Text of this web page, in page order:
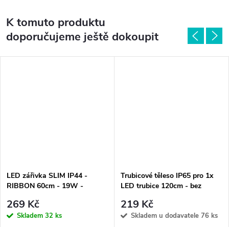
K tomuto produktu
doporučujeme ještě dokoupit
LED zářivka SLIM IP44 -
RIBBON 60cm - 19W -
GXDS175v2
269 Kč
Skladem 32 ks
Trubicové těleso IP65 pro 1x
LED trubice 120cm - bez
219 Kč
Skladem u dodavatele 76 ks